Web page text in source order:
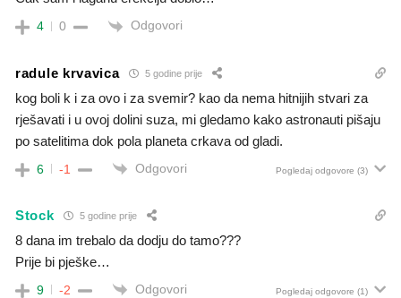
4 0 Odgovori
radule krvavica 5 godine prije
kog boli k i za ovo i za svemir? kao da nema hitnijih stvari za
rješavati i u ovoj dolini suza, mi gledamo kako astronauti pišaju
po satelitima dok pola planeta crkava od gladi.
6 -1 Odgovori Pogledaj odgovore (3)
Stock 5 godine prije
8 dana im trebalo da dodju do tamo???
Prije bi pješke…
9 -2 Odgovori Pogledaj odgovore (1)